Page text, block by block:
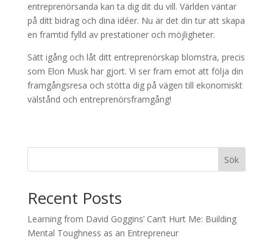
entreprenörsanda kan ta dig dit du vill. Världen väntar
på ditt bidrag och dina idéer. Nu är det din tur att skapa
en framtid fylld av prestationer och möjligheter.
Sätt igång och låt ditt entreprenörskap blomstra, precis
som Elon Musk har gjort. Vi ser fram emot att följa din
framgångsresa och stötta dig på vägen till ekonomiskt
välstånd och entreprenörsframgång!
Sök
Recent Posts
Learning from David Goggins’ Can’t Hurt Me: Building
Mental Toughness as an Entrepreneur